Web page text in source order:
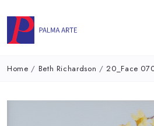
Home / Beth Richardson /20_Face